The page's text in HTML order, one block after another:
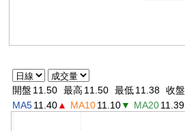
開盤 11.50 最高 11.50 最低11.38 收盤
MA511.40▲ MA1011.10▼ MA2011.39